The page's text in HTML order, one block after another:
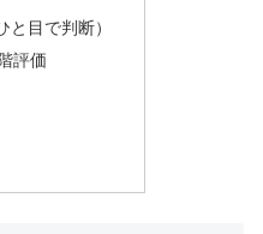
と目で判断）
評価